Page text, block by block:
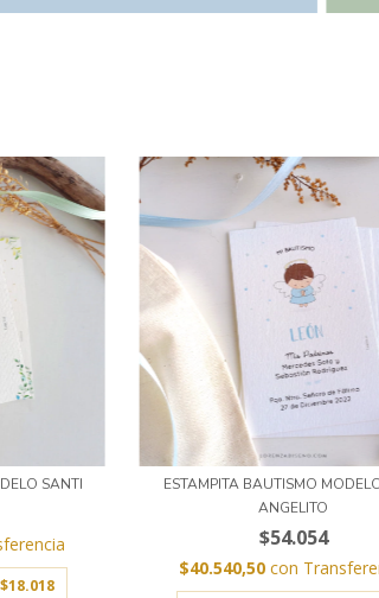
SANTI
$18.018
ESTAMPITA BAUTISMO
ANGELITO
$54.054
$40.540,50 con